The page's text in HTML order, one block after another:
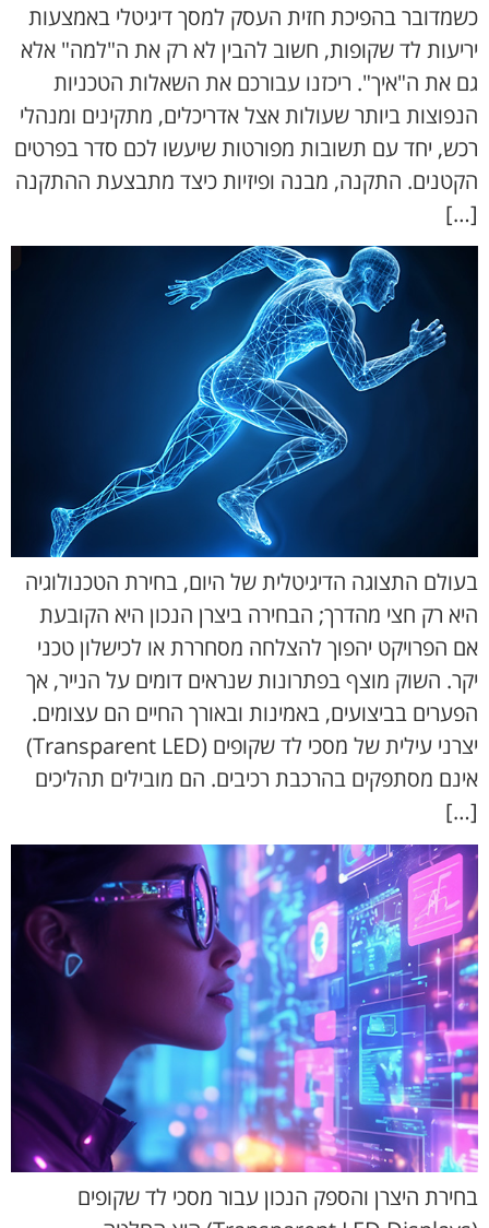
כשמדובר בהפיכת חזית העסק למסך דיגיטלי באמצעות
יריעות לד שקופות, חשוב להבין לא רק את ה"למה" אלא
גם את ה"איך". ריכזנו עבורכם את השאלות הטכניות
הנפוצות ביותר שעולות אצל אדריכלים, מתקינים ומנהלי
רכש, יחד עם תשובות מפורטות שיעשו לכם סדר בפרטים
הקטנים. התקנה, מבנה ופיזיות כיצד מתבצעת ההתקנה
[…]
בעולם התצוגה הדיגיטלית של היום, בחירת הטכנולוגיה
היא רק חצי מהדרך; הבחירה ביצרן הנכון היא הקובעת
אם הפרויקט יהפוך להצלחה מסחררת או לכישלון טכני
יקר. השוק מוצף בפתרונות שנראים דומים על הנייר, אך
הפערים בביצועים, באמינות ובאורך החיים הם עצומים.
יצרני עילית של מסכי לד שקופים (Transparent LED)
אינם מסתפקים בהרכבת רכיבים. הם מובילים תהליכים
[…]
בחירת היצרן והספק הנכון עבור מסכי לד שקופים